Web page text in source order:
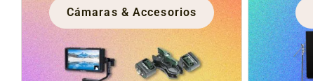
Cámaras & Accesorios